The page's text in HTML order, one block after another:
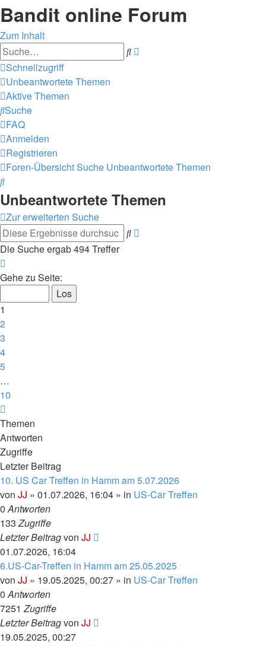
Bandit online Forum
Zum Inhalt
Suche
Schnellzugriff
Unbeantwortete Themen
Aktive Themen
Suche
FAQ
Anmelden
Registrieren
Foren-ÜbersichtSuche Unbeantwortete Themen
Suche
Unbeantwortete Themen
Zur erweiterten Suche
Suche
Die Suche ergab 494 Treffer
1
10
Gehe zu Seite:
1
2
3
4
5
…
10
Themen
Antworten
Zugriffe
Letzter Beitrag
10. US Car Treffen in Hamm am 5.07.2026
von JJ » 01.07.2026, 16:04 » in US-Car Treffen
0Antworten
133Zugriffe
Letzter Beitragvon JJ
01.07.2026, 16:04
6.US-Car-Treffen in Hamm am 25.05.2025
von JJ » 19.05.2025, 00:27 » in US-Car Treffen
0Antworten
7251Zugriffe
Letzter Beitragvon JJ
19.05.2025, 00:27